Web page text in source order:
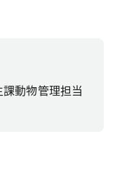
動物管理担当